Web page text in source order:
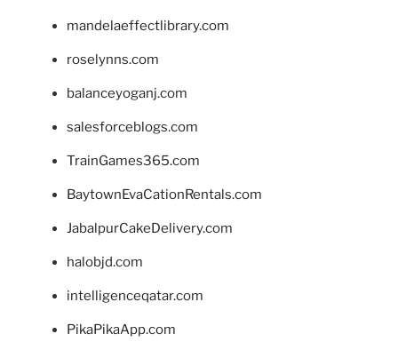
mandelaeffectlibrary.com
roselynns.com
balanceyoganj.com
salesforceblogs.com
TrainGames365.com
BaytownEvaCationRentals.com
JabalpurCakeDelivery.com
halobjd.com
intelligenceqatar.com
PikaPikaApp.com